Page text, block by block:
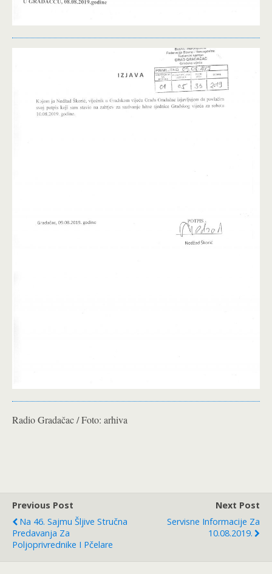
Radio Gradačac / Foto: arhiva
Previous Post
Na 46. Sajmu Šljive Stručna
Predavanja Za
Poljoprivrednike I Pčelare
Next Post
Servisne Informacije Za
10.08.2019.